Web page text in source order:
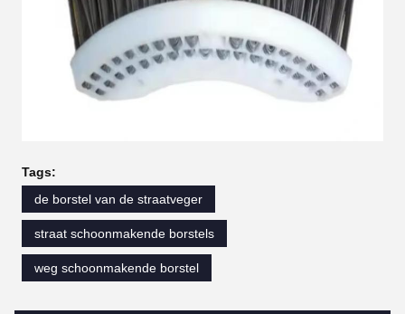
Tags:
de borstel van de straatveger
straat schoonmakende borstels
weg schoonmakende borstel